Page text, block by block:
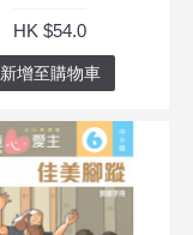
HK $54.0
新增至購物車